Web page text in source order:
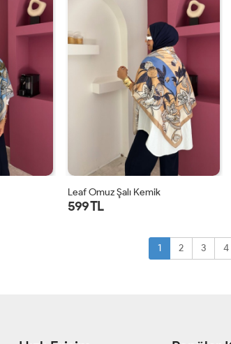
STD
Leaf Omuz Şalı Kemik
599 TL
1 2 3 4